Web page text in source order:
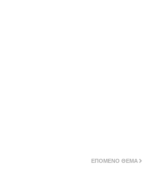
ΕΠΌΜΕΝΟ ΘΈΜΑ